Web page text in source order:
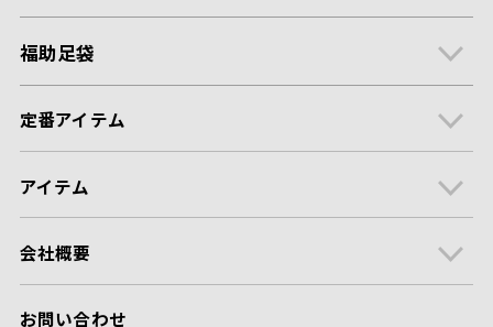
福助足袋
定番アイテム
アイテム
会社概要
お問い合わせ